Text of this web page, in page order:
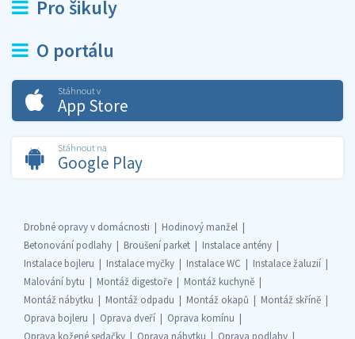
Pro šikuly
O portálu
Stáhnout v
App Store
Stáhnout na
Google Play
Drobné opravy v domácnosti
Hodinový manžel
Betonování podlahy
Broušení parket
Instalace antény
Instalace bojleru
Instalace myčky Instalace WC
Instalace žaluzií
Malování bytu
Montáž digestoře
Montáž kuchyně
Montáž nábytku
Montáž odpadu Montáž okapů
Montáž skříně
Oprava bojleru
Oprava dveří
Oprava komínu